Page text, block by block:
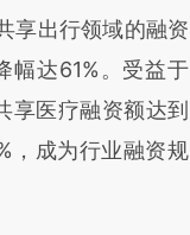
出行领域的融资
幅达61%。受益于
享医疗融资额达到
，成为行业融资规